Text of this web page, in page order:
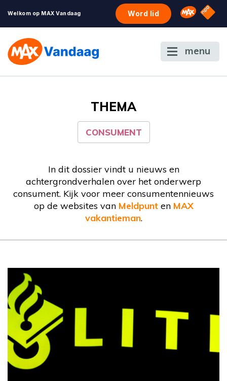
Welkom op MAX Vandaag Word lid Omroep
NPO
menu
THEMA
CONSUMENT
In dit dossier vindt u nieuws en
achtergrondverhalen over het onderwerp
consument. Kijk voor meer consumentennieuws
op de websites van Meldpunten MAX
vakantieman.
Jeanine Janssen